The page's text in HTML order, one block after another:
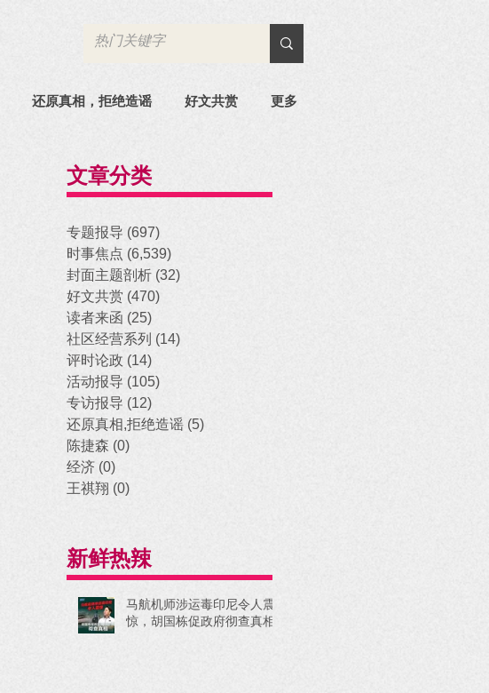
还原真相，拒绝造谣 好文共赏 更多
文章分类
专题报导 (697)
时事焦点 (6,539)
封面主题剖析 (32)
好文共赏 (470)
读者来函 (25)
社区经营系列 (14)
评时论政 (14)
活动报导 (105)
专访报导 (12)
还原真相,拒绝造谣 (5)
陈捷森 (0)
经济 (0)
王祺翔 (0)
新鲜热辣
马航机师涉运毒印尼令人震
惊，胡国栋促政府彻查真相